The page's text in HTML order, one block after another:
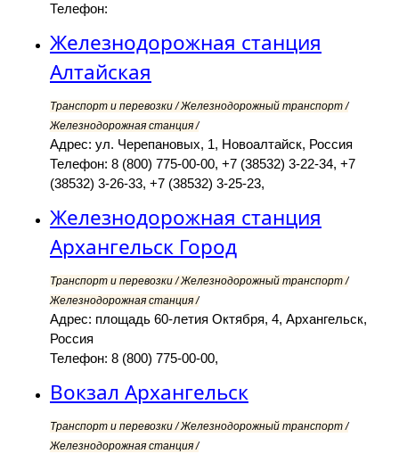
Телефон:
Железнодорожная станция
Алтайская
Транспорт и перевозки / Железнодорожный транспорт /
Железнодорожная станция /
Адрес: ул. Черепановых, 1, Новоалтайск, Россия
Телефон: 8 (800) 775-00-00, +7 (38532) 3-22-34, +7
(38532) 3-26-33, +7 (38532) 3-25-23,
Железнодорожная станция
Архангельск Город
Транспорт и перевозки / Железнодорожный транспорт /
Железнодорожная станция /
Адрес: площадь 60-летия Октября, 4, Архангельск,
Россия
Телефон: 8 (800) 775-00-00,
Вокзал Архангельск
Транспорт и перевозки / Железнодорожный транспорт /
Железнодорожная станция /